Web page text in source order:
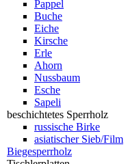
Pappel
Buche
Eiche
Kirsche
Erle
Ahorn
Nussbaum
Esche
Sapeli
beschichtetes Sperrholz
russische Birke
asiatischer Sieb/Film
Biegesperrholz